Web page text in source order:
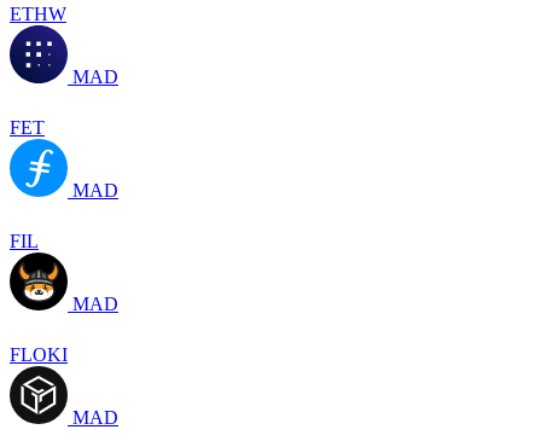
ETHW
MAD
FET
MAD
FIL
MAD
FLOKI
MAD